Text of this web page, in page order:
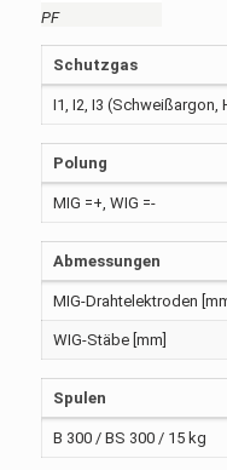
PF
Schutzgas
I1, I2, I3
Polung
MIG =+, WIG =-
Abmessungen
MIG-Drahtelektroden
WIG-Stäbe [mm]
Spulen
B 300 / BS 300 / 15 kg